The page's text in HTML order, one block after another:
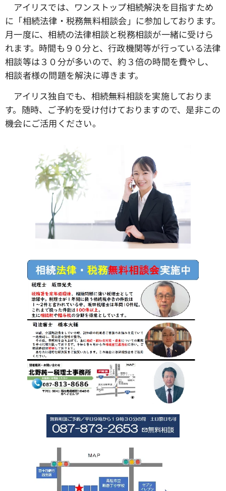
アイリスでは、ワンストップ相続解決を目指すため
に「相続法律・税務無料相談会」に参加しております。
月一度に、相続の法律相談と税務相談が一緒に受けら
れます。時間も９０分と、行政機関等が行っている法律
相談等は３０分が多いので、約３倍の時間を費やし、
相談者様の問題を解決に導きます。
アイリス独自でも、相続無料相談を実施しておりま
す。随時、ご予約を受け付けておりますので、是非この
機会にご活用ください。